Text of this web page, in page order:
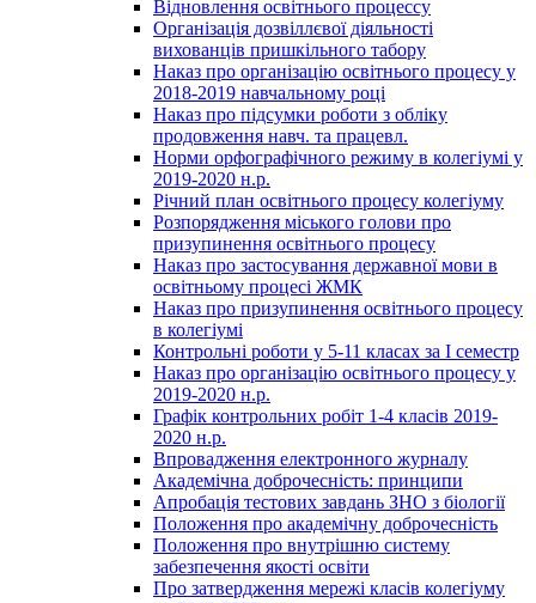
Відновлення освітнього процессу
Організація дозвіллєвої діяльності
вихованців пришкільного табору
Наказ про організацію освітнього процесу у
2018-2019 навчальному році
Наказ про підсумки роботи з обліку
продовження навч. та працевл.
Норми орфографічного режиму в колегіумі у
2019-2020 н.р.
Річний план освітнього процесу колегіуму
Розпорядження міського голови про
призупинення освітнього процесу
Наказ про застосування державної мови в
освітньому процесі ЖМК
Наказ про призупинення освітнього процесу
в колегіумі
Контрольні роботи у 5-11 класах за І семестр
Наказ про організацію освітнього процесу у
2019-2020 н.р.
Графік контрольних робіт 1-4 класів 2019-
2020 н.р.
Впровадження електронного журналу
Академічна доброчесність: принципи
Апробація тестових завдань ЗНО з біології
Положення про академічну доброчесність
Положення про внутрішню систему
забезпечення якості освіти
Про затвердження мережі класів колегіуму